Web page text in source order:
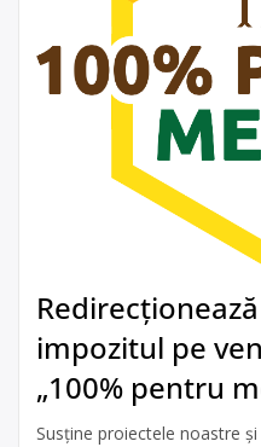
impozitul pe
„100% pentru
Susține proiectele noastre